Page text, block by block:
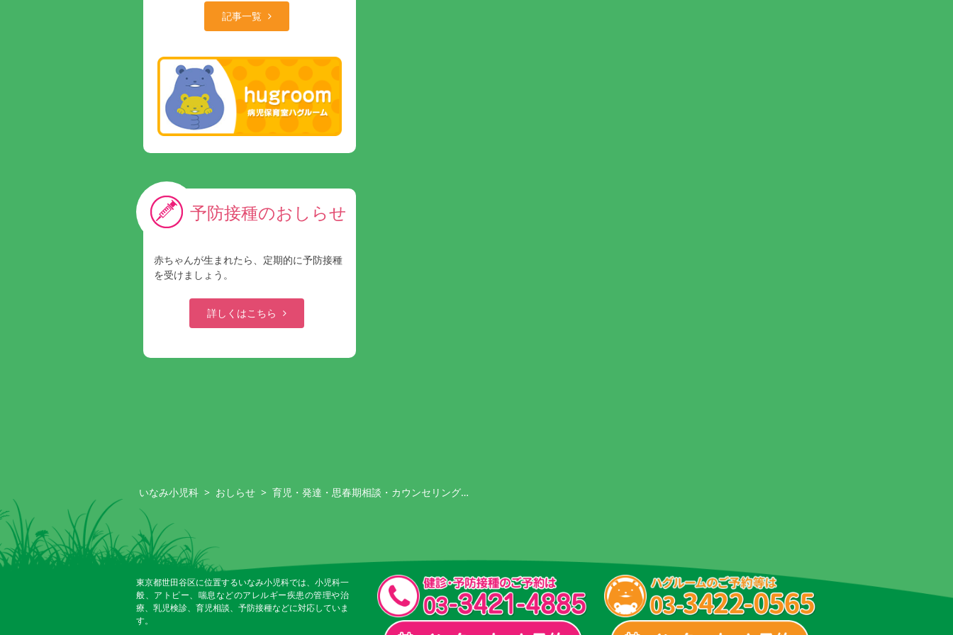
記事一覧
予防接種のおしらせ
赤ちゃんが生まれたら、定期的に予防接種
を受けましょう。
詳しくはこちら
いなみ小児科 > おしらせ > 育児・発達・思春期相談・カウンセリング…
東京都世田谷区に位置するいなみ小児科では、小児科一
般、アトピー、喘息などのアレルギー疾患の管理や治
療、乳児検診、育児相談、予防接種などに対応していま
す。